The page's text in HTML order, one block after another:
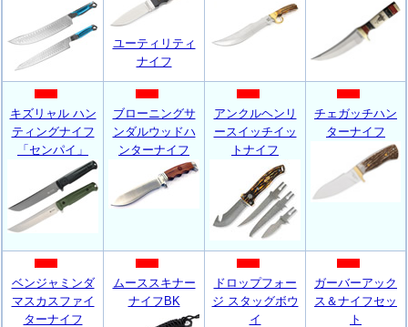
ユーティリティ
ナイフ
キズリャル ハン
ティングナイフ
「センパイ」
ブローニングサ
ンダルウッドハ
ンターナイフ
アンクルヘンリ
ースイッチイッ
トナイフ
チェガッチハン
ターナイフ
ベンジャミンダ
マスカスファイ
ターナイフ
ムーススキナー
ナイフBK
ドロップフォー
ジ スタッグボウ
イ
ガーバーアック
ス＆ナイフセッ
ト